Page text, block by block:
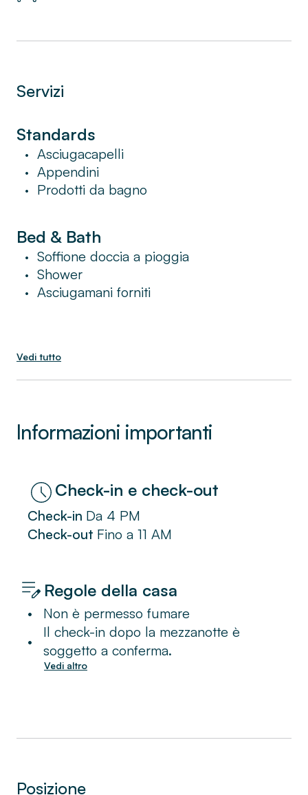
Servizi
Standards
• Asciugacapelli
• Appendini
• Prodotti da bagno
Bed & Bath
• Soffione doccia a pioggia
• Shower
• Asciugamani forniti
Vedi tutto
Informazioni importanti
Check-in Da 4 PM
Check-out Fino a 11 AM
Regole della casa
•
Non è permesso fumare
•
Il check-in dopo la mezzanotte è
soggetto a conferma.
Vedi altro
Posizione